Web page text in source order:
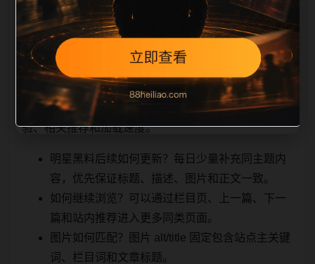
相关问题与推荐
用户顺着栏目继续浏览。同站连续更新时避免重复标题
和重复首段，优先补充不同关键词、不同栏目词和不同
问题角度。栏目页则保留清晰入口，方便后续专题自动
归集。发布后按真实浏览器复查首屏、图片、跳转体
验、相关推荐和加载速度。
明星黑料后续如何更新？每日少量补充同主题内
容，优先保证标题、描述、图片和正文一致。
如何继续浏览？可以通过栏目页、上一篇、下一
篇和站内推荐进入更多同类页面。
图片如何匹配？图片 alt/title 固定包含站点主关键
词、栏目词和文章标题。